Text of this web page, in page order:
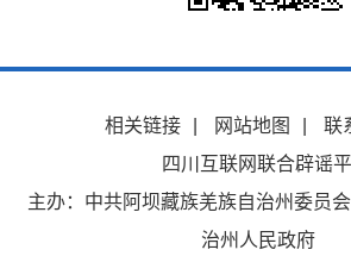
相关链接 网站地图 联
四川互联网联合辟谣
主办：中共阿坝藏族羌族自治州委员
治州人民政府